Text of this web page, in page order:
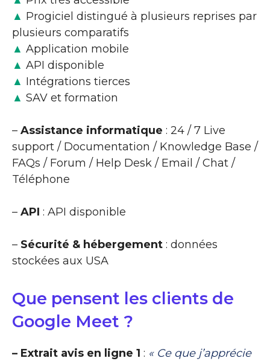
▲ Progiciel distingué à plusieurs reprises par
plusieurs comparatifs
▲ Application mobile
▲ API disponible
▲ Intégrations tierces
▲ SAV et formation
– Assistance informatique : 24 / 7 Live
support / Documentation / Knowledge Base /
FAQs / Forum / Help Desk / Email / Chat /
Téléphone
– API : API disponible
– Sécurité & hébergement : données
stockées aux USA
Que pensent les clients de
Google Meet ?
– Extrait avis en ligne 1 : « Ce que j’apprécie